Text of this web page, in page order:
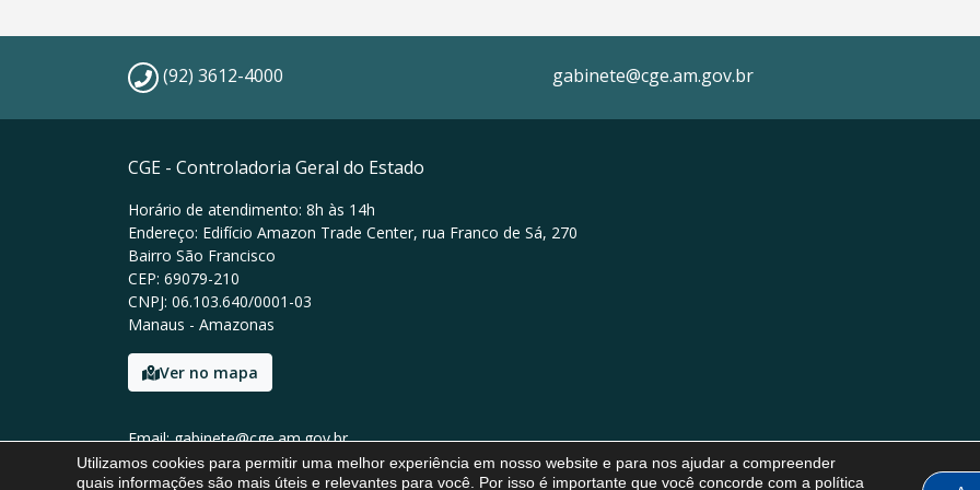
(92) 3612-4000 gabinete@cge.am.gov.br
CGE - Controladoria Geral do Estado
Horário de atendimento: 8h às 14h
Endereço: Edifício Amazon Trade Center, rua Franco de Sá, 270
Bairro São Francisco
CEP: 69079-210
CNPJ: 06.103.640/0001-03
Manaus - Amazonas
Ver no mapa
Email: gabinete@cge.am.gov.br
Tel: (92) 3612-4000
Utilizamos cookies para permitir uma melhor experiência em nosso website e para nos ajudar a compreender
quais informações são mais úteis e relevantes para você. Por isso é importante que você concorde com a política